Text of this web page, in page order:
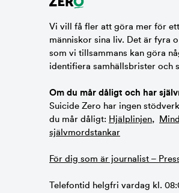
Vi vill få fler att göra mer för
människor sina liv. Det är fyra
som vi tillsammans kan göra
identifiera samhällsbrister och
Om du mår dåligt och har
Suicide Zero har ingen
du mår dåligt: Hjälplinjen,
självmordstankar
För dig som är journalist –
Telefontid helgfri vardag kl.